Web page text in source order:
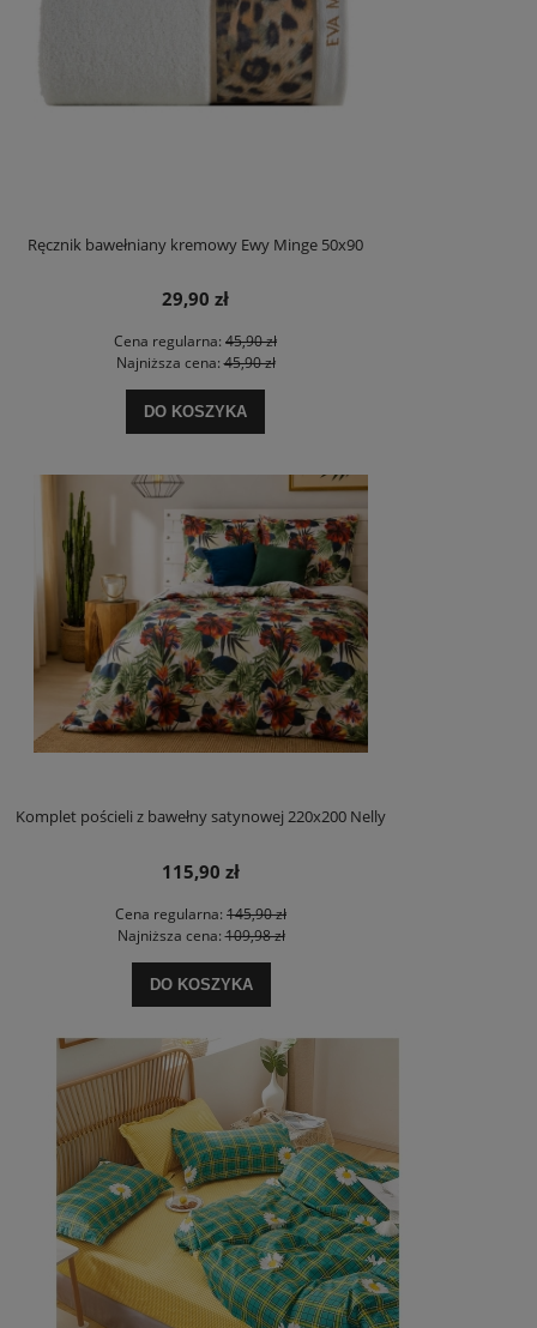
Ręcznik bawełniany kremowy Ewy Minge 50x90
29,90 zł
Cena regularna: 45,90 zł
Najniższa cena:45,90 zł
DO KOSZYKA
Komplet pościeli z bawełny satynowej 220x200 Nelly
115,90 zł
Cena regularna: 145,90 zł
Najniższa cena:109,98 zł
DO KOSZYKA